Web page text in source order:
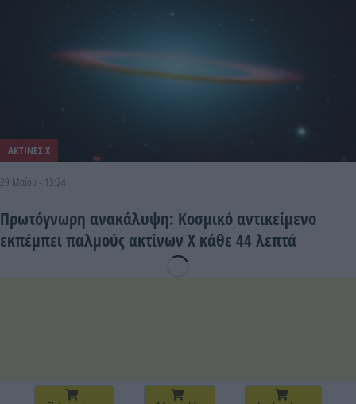
ΑΚΤΙΝΕΣ Χ
29 Μαΐου - 13:24
Πρωτόγνωρη ανακάλυψη: Κοσμικό αντικείμενο
εκπέμπει παλμούς ακτίνων Χ κάθε 44 λεπτά